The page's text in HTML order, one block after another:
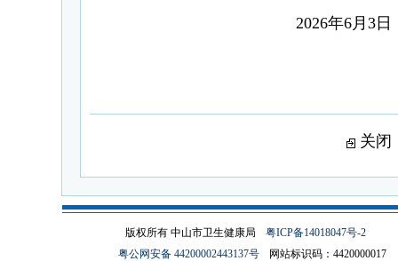
2026年6月3日
关闭
版权所有 中山市卫生健康局
粤ICP备14018047号-2
粤公网安备 44200002443137号
网站标识码：4420000017